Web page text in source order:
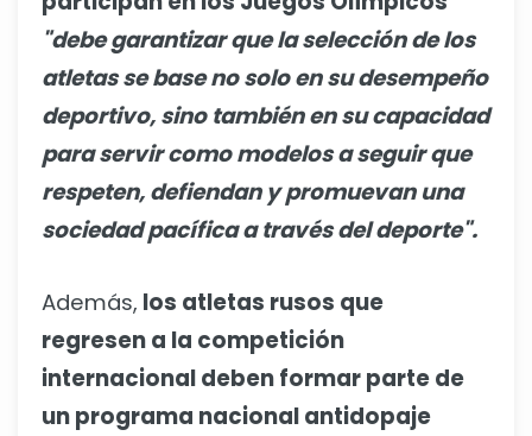
"debe garantizar que la selección de los
atletas se base no solo en su desempeño
deportivo, sino también en su capacidad
para servir como modelos a seguir que
respeten, defiendan y promuevan una
sociedad pacífica a través del deporte".
Además, los atletas rusos que
regresen a la competición
internacional deben formar parte de
un programa nacional antidopaje